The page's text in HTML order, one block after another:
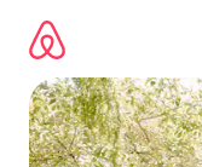
เนื้อหา